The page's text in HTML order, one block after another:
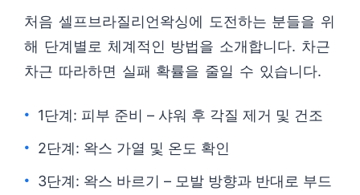
처음 셀프브라질리언왁싱에 도전하는 분들을 위
해 단계별로 체계적인 방법을 소개합니다. 차근
차근 따라하면 실패 확률을 줄일 수 있습니다.
1단계: 피부 준비 – 샤워 후 각질 제거 및 건조
2단계: 왁스 가열 및 온도 확인
3단계: 왁스 바르기 – 모발 방향과 반대로 부드